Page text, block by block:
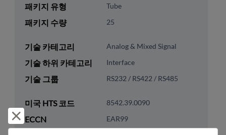
패키지 유형 Tube
패키지 수량 25
기술 카테고리 Analog & Mixed Signal
기술 하위 카테고리 Interface
기술 그룹 RS232 / RS422 / RS485
미국 HTS 코드 8542.39.0090
ECCN EAR99
거부 및 닫기